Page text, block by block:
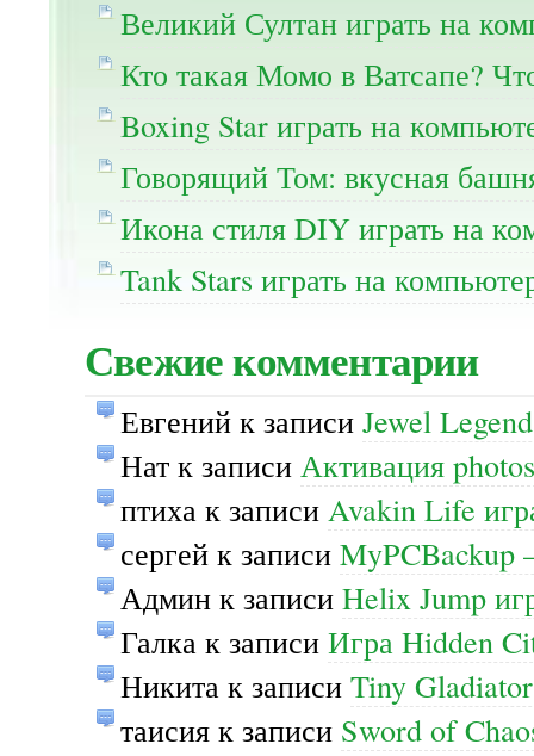
Великий Султан играть на
Кто такая Момо в Ватсапе?
Boxing Star играть на
Говорящий Том: вкусная
Икона стиля DIY играть на
Tank Stars играть на
Свежие комментарии
Евгений к записи Jewel
Нат к записи Активация
птиха к записи Avakin Life
сергей к записи MyPCBackup
Админ к записи Helix Jump
Галка к записи Игра Hidden
Никита к записи Tiny
таисия к записи Sword of